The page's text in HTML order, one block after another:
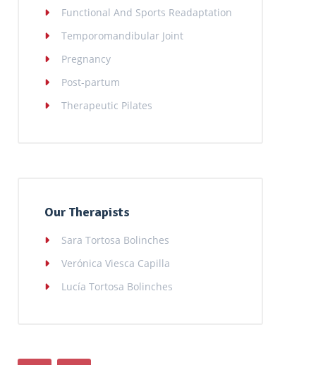
Functional And Sports Readaptation
Temporomandibular Joint
Pregnancy
Post-partum
Therapeutic Pilates
Our Therapists
Sara Tortosa Bolinches
Verónica Viesca Capilla
Lucía Tortosa Bolinches